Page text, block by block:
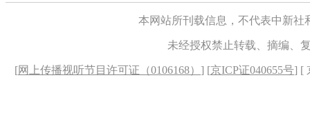
本网站所刊载信息，不代表中新
未经授权禁止转载、摘编、
[网上传播视听节目许可证（0106168） ] [京ICP证040655号] [